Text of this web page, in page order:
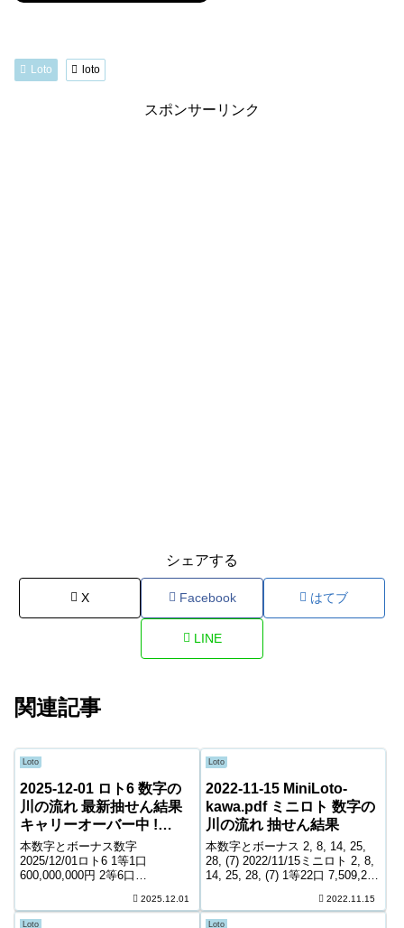
Loto loto
スポンサーリンク
シェアする
X Facebook はてブ
LINE
関連記事
Loto
2025-12-01 ロト6 数字の
川の流れ 最新抽せん結果
キャリーオーバー中 !
386,535,047円
本数字とボーナス数字
2025/12/01ロト6 1等1口
600,000,000円 2等6口
円 4等17,973口 5,500円 5等
262,734口 1,000円 キャリーオー
2025.12.01
Loto
2022-11-15 MiniLoto-
kawa.pdf ミニロト 数字の
川の流れ 抽せん結果
本数字とボーナス 2, 8, 14, 25,
28, (7) 2022/11/15ミニロト 2, 8,
14, 25, 28, (7) 1等22口 7,509,200
2022.11.15
Loto Loto